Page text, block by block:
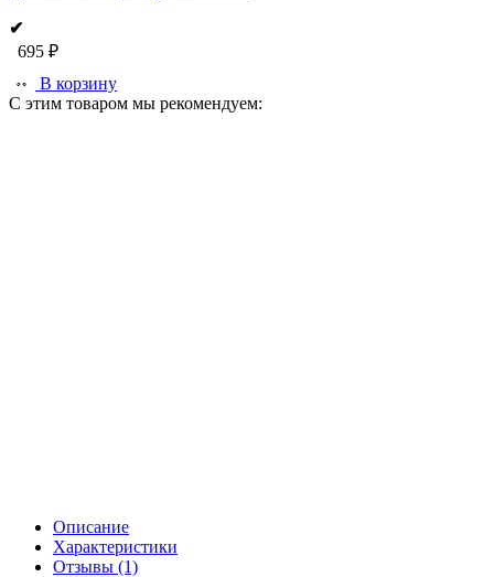
✔
695 ₽
В корзину
С этим товаром мы рекомендуем:
Описание
Характеристики
Отзывы (1)